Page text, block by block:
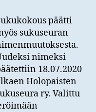
päätti
sukuseuran
nimeksi
18.07.2020
Holopaisten
ry. Valittu